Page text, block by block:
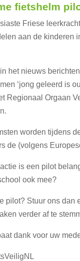
fietshelm
Friese
aan de kinderen
het nieuws
‘jong geleerd is
Regionaal Orgaan
worden tijdens
de (volgens
is een pilot
ook mee?
pilot? Stuur ons dan
verder af te
dank voor uw